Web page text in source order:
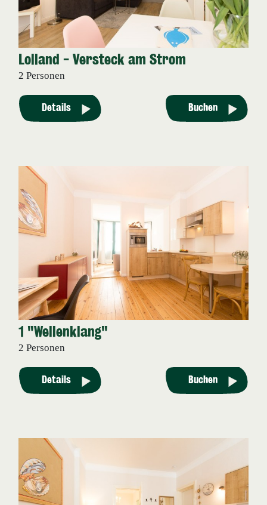
Lolland - Versteck am Strom
2 Personen
Details Buchen
1 "Wellenklang"
2 Personen
Details Buchen